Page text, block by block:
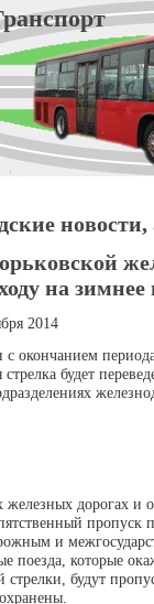
на
2014
с окончанием
стрелка будет
железных дорогах и
пропуск
и
поезда, которые
стрелки, будут